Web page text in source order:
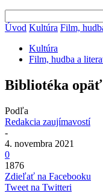
Úvod Kultúra Film,
Kultúra
Film, hudba a
Bibliotéka
Podľa
Redakcia zaujímavostí
-
4. novembra 2021
0
1876
Zdieľať na Facebooku
Tweet na Twitteri